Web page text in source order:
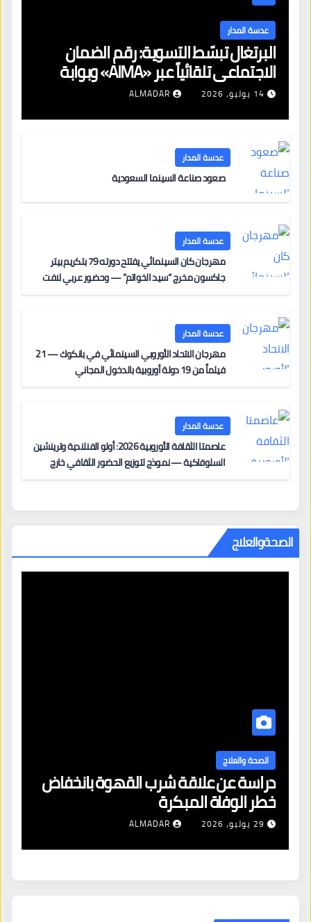
عدسة المدار
البرتغال تبسّط التسوية: رقم الضمان
الاجتماعي تلقائياً عبر «AIMA» وبوابة
جديدة لتجديد الإقامات
14 يوليو، 2026 ALMADAR
عدسة المدار
صعود صناعة السينما السعودية
عدسة المدار
مهرجان كان السينمائي يفتتح دورته 79 بتكريم بيتر
جاكسون مخرج “سيد الخواتم” — وحضور عربي لافت
عدسة المدار
مهرجان الاتحاد الأوروبي السينمائي في بانكوك — 21
فيلماً من 19 دولة أوروبية بالدخول المجاني
عدسة المدار
عاصمتا الثقافة الأوروبية 2026: أولو الفنلندية وترينشين
السلوفاكية — نموذج لتوزيع الحضور الثقافي خارج
الصحةوالعلاج
الصحة والعلاج
دراسة عن علاقة شرب القهوة بانخفاض
خطر الوفاة المبكرة
29 يوليو، 2026 ALMADAR